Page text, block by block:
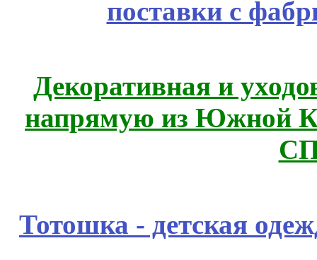
поставки с
Декоративная и
напрямую из
Тотошка - детская